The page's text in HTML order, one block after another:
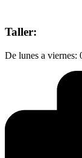
Taller:
De lunes a viernes: